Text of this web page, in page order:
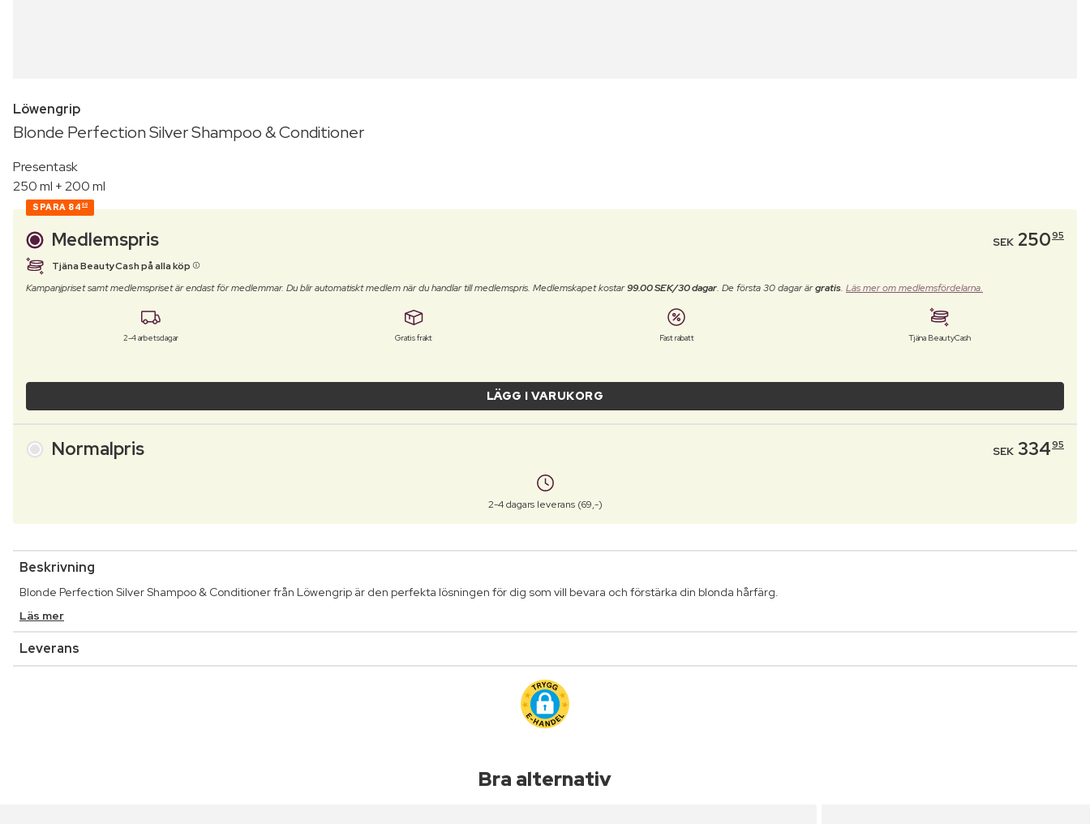
Löwengrip
Blonde Perfection Silver Shampoo & Conditioner
Presentask
250 ml + 200 ml
SPARA 84 00
Medlemspris SEK 25095
Tjäna BeautyCash på alla köp
Kampanjpriset samt medlemspriset är endast för medlemmar. Du blir automatiskt medlem när du handlar till medlemspris. Medlemskapet kostar99.00 SEK/30 dagar. De första 30 dagar ärgratis. Läs mer om medlemsfördelarna.
2-4 arbetsdagar Gratis frakt Fast rabatt Tjäna BeautyCash
LÄGG I VARUKORG
Normalpris SEK 33495
2-4 dagars leverans (69,-)
Beskrivning
Blonde Perfection Silver Shampoo & Conditioner från Löwengrip är den perfekta lösningen för dig som vill bevara och förstärka din blonda hårfärg.
Läs mer
Leverans
Bra alternativ